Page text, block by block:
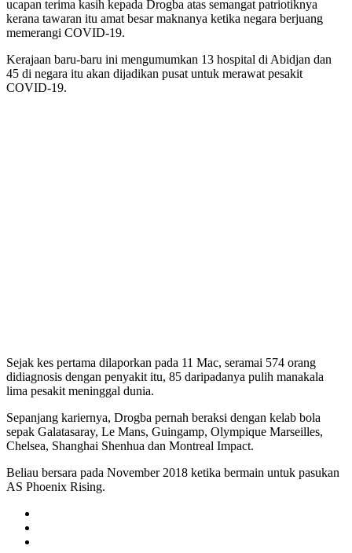
ucapan terima kasih kepada Drogba atas semangat patriotiknya
kerana tawaran itu amat besar maknanya ketika negara berjuang
memerangi COVID-19.
Kerajaan baru-baru ini mengumumkan 13 hospital di Abidjan dan
45 di negara itu akan dijadikan pusat untuk merawat pesakit
COVID-19.
Sejak kes pertama dilaporkan pada 11 Mac, seramai 574 orang
didiagnosis dengan penyakit itu, 85 daripadanya pulih manakala
lima pesakit meninggal dunia.
Sepanjang kariernya, Drogba pernah beraksi dengan kelab bola
sepak Galatasaray, Le Mans, Guingamp, Olympique Marseilles,
Chelsea, Shanghai Shenhua dan Montreal Impact.
Beliau bersara pada November 2018 ketika bermain untuk pasukan
AS Phoenix Rising.